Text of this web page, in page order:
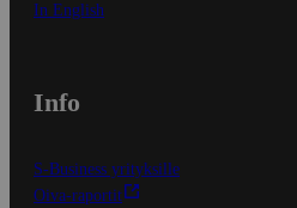
In English
Info
S-Business yrityksille
Oiva-raportit